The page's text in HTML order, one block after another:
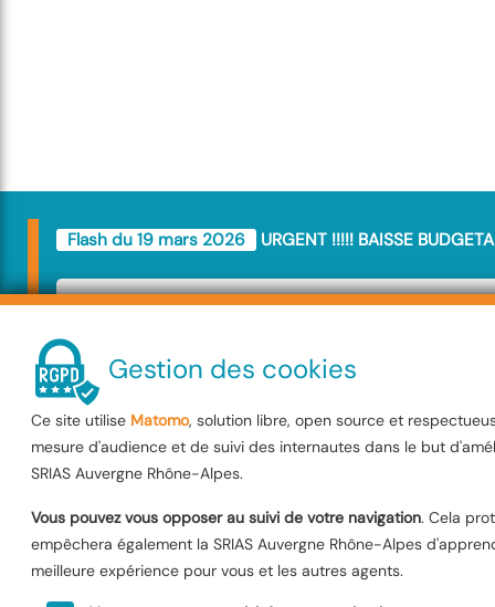
Flash du 19 mars 2026 URGENT !!!!! BAISSE
URGENT !!!!!
BUDGETAIRE
Le Budget SRIAS va être amputé
décision va impacter l'ensemble
Interministérielle . Les membres de
dénoncent une décision injuste,
Gestion des cookies
Ce site utilise Matomo, solution libre, open source et
mesure d'audience et de suivi des internautes dans le but
SRIAS Auvergne Rhône-Alpes.
Vous pouvez vous opposer au suivi de votre navigation. Cela
empêchera également la SRIAS Auvergne Rhône-Alpes
meilleure expérience pour vous et les autres agents.